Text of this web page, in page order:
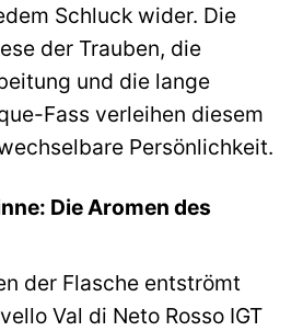
Schluck wider. Die
der Trauben, die
und die lange
Fass verleihen diesem
Persönlichkeit.
Die Aromen des
der Flasche entströmt
Val di Neto Rosso IGT